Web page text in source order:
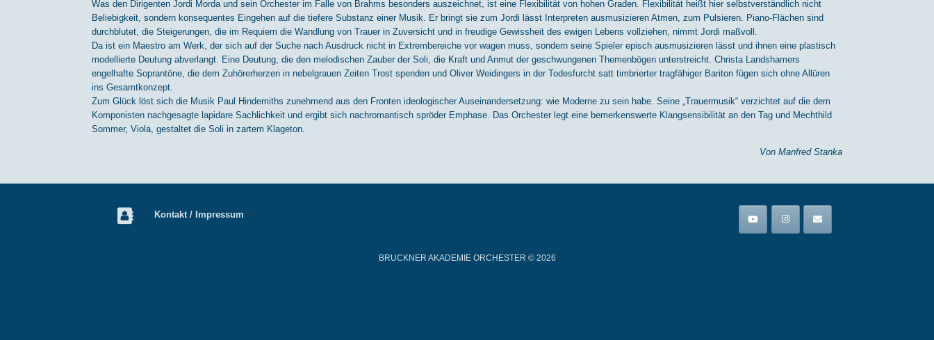
Was den Dirigenten Jordi Morda und sein Orchester im Falle von Brahms besonders auszeichnet, ist eine Flexibilität von hohen Graden. Flexibilität heißt hier selbstverständlich nicht
Beliebigkeit, sondern konsequentes Eingehen auf die tiefere Substanz einer Musik. Er bringt sie zum Jordi lässt Interpreten ausmusizieren Atmen, zum Pulsieren. Piano-Flächen sind
durchblutet, die Steigerungen, die im Requiem die Wandlung von Trauer in Zuversicht und in freudige Gewissheit des ewigen Lebens vollziehen, nimmt Jordi maßvoll.
Da ist ein Maestro am Werk, der sich auf der Suche nach Ausdruck nicht in Extrembereiche vor wagen muss, sondern seine Spieler episch ausmusizieren lässt und ihnen eine plastisch
modellierte Deutung abverlangt. Eine Deutung, die den melodischen Zauber der Soli, die Kraft und Anmut der geschwungenen Themenbögen unterstreicht. Christa Landshamers
engelhafte Soprantöne, die dem Zuhörerherzen in nebelgrauen Zeiten Trost spenden und Oliver Weidingers in der Todesfurcht satt timbrierter tragfähiger Bariton fügen sich ohne Allüren
ins Gesamtkonzept.
Zum Glück löst sich die Musik Paul Hindemiths zunehmend aus den Fronten ideologischer Auseinandersetzung: wie Moderne zu sein habe. Seine „Trauermusik“ verzichtet auf die dem
Komponisten nachgesagte lapidare Sachlichkeit und ergibt sich nachromantisch spröder Emphase. Das Orchester legt eine bemerkenswerte Klangsensibilität an den Tag und Mechthild
Sommer, Viola, gestaltet die Soli in zartem Klageton.
Von Manfred Stanka
Kontakt / Impressum
BRUCKNER AKADEMIE ORCHESTER © 2026